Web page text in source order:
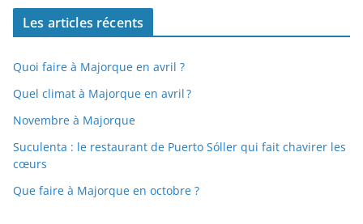
Les articles récents
Quoi faire à Majorque en avril ?
Quel climat à Majorque en avril ?
Novembre à Majorque
Suculenta : le restaurant de Puerto Sóller qui fait chavirer les
cœurs
Que faire à Majorque en octobre ?